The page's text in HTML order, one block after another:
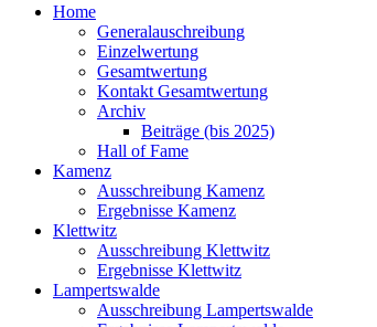
Home
Generalauschreibung
Einzelwertung
Gesamtwertung
Kontakt Gesamtwertung
Archiv
Beiträge (bis 2025)
Hall of Fame
Kamenz
Ausschreibung Kamenz
Ergebnisse Kamenz
Klettwitz
Ausschreibung Klettwitz
Ergebnisse Klettwitz
Lampertswalde
Ausschreibung Lampertswalde